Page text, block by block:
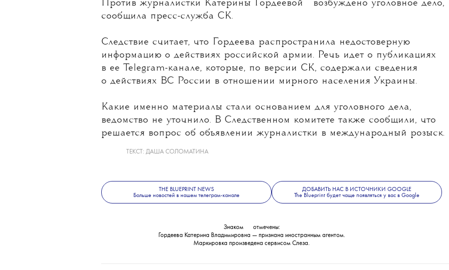
Против журналистки Катерины Гордеевой
возбуждено уголовное дело,
сообщила пресс-служба СК.
Следствие считает, что Гордеева распространила недостоверную
информацию о действиях российской армии. Речь идет о публикациях
в ее Telegram-канале, которые, по версии СК, содержали сведения
о действиях ВС России в отношении мирного населения Украины.
Какие именно материалы стали основанием для уголовного дела,
ведомство не уточнило. В Следственном комитете также сообщили, что
решается вопрос об объявлении журналистки в международный розыск.
ТЕКСТ: ДАША СОЛОМАТИНА
THE BLUEPRINT NEWS
Больше новостей в нашем телеграм-канале
ДОБАВИТЬ НАС В ИСТОЧНИКИ GOOGLE
The Blueprint будет чаще появляться у вас в Google
Знаком
отмечены:
Гордеева Катерина Владимировна — признана иностранным агентом.
Маркировка произведена сервисом Слеза.